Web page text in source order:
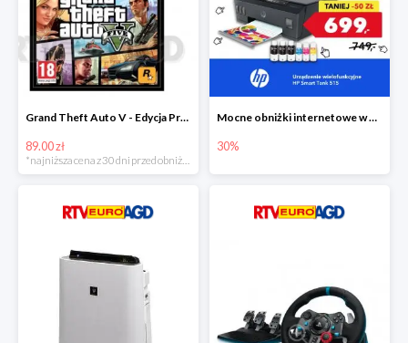
Grand Theft Auto V - Edycja Premium PS4 taniej o 50zł
89.00 zł
Mocne obniżki internetowe w EURO RTV AGD
30%